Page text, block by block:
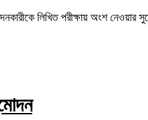
লিখিত পরীক্ষায় অংশ নেওয়ার